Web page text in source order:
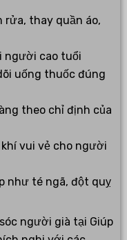
rửa, thay quần áo,
người cao tuổi
uống thuốc đúng
theo chỉ định của
vui vẻ cho người
như té ngã, đột quỵ
người già tại Giúp